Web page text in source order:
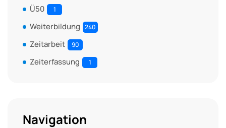
Ü50 1
Weiterbildung 240
Zeitarbeit 90
Zeiterfassung 1
Navigation